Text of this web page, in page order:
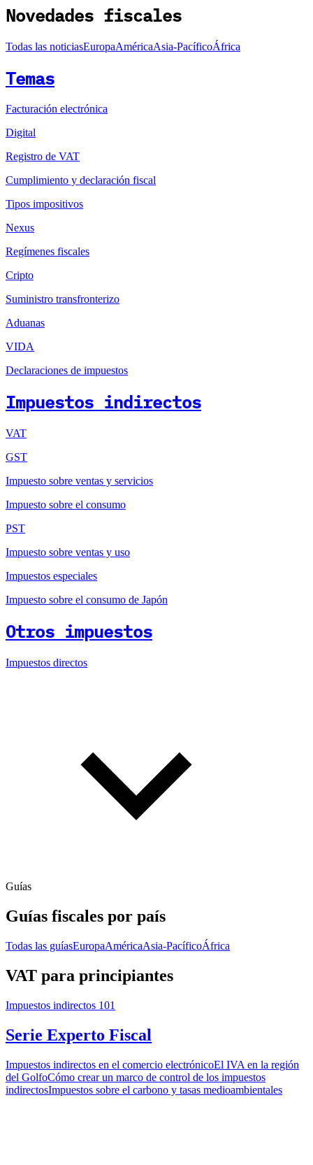
Novedades fiscales
Todas las noticiasEuropaAméricaAsia-PacíficoÁfrica
Temas
Facturación electrónica
Digital
Registro de VAT
Cumplimiento y declaración fiscal
Tipos impositivos
Nexus
Regímenes fiscales
Cripto
Suministro transfronterizo
Aduanas
VIDA
Declaraciones de impuestos
Impuestos indirectos
VAT
GST
Impuesto sobre ventas y servicios
Impuesto sobre el consumo
PST
Impuesto sobre ventas y uso
Impuestos especiales
Impuesto sobre el consumo de Japón
Otros impuestos
Impuestos directos
Guías
Guías fiscales por país
Todas las guíasEuropaAméricaAsia-PacíficoÁfrica
VAT para principiantes
Impuestos indirectos 101
Serie Experto Fiscal
Impuestos indirectos en el comercio electrónicoEl IVA en la región
del GolfoCómo crear un marco de control de los impuestos
indirectosImpuestos sobre el carbono y tasas medioambientales